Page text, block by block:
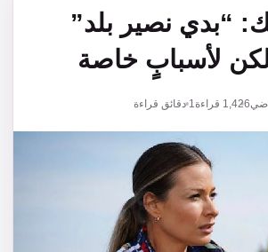
“بدي نصير بلد”
لكن لأسبابٍ خاصة
1,426 قراءة1 دقائق قراءة